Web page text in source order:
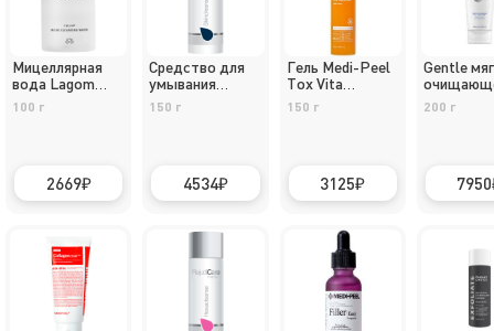
Мицеллярная
вода Lagom
Cellup Micro
100 г
2669
Средство для
умывания
Skincleanse
150 г
4534
Гель Medi-Peel
Tox Vita
Cleanser
150 г
3125
Gentle
средство
200 г
7950